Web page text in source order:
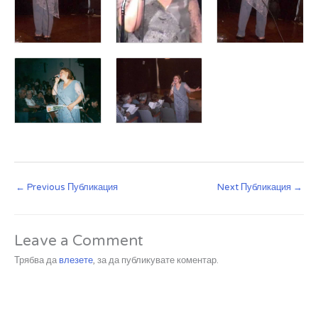
← Previous Публикация Next Публикация →
Leave a Comment
Трябва да влезете, за да публикувате коментар.